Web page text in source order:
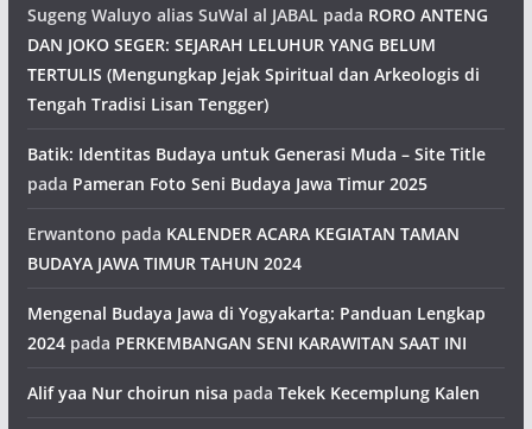
Sugeng Waluyo alias SuWal al JABAL pada RORO ANTENG
DAN JOKO SEGER: SEJARAH LELUHUR YANG BELUM
TERTULIS (Mengungkap Jejak Spiritual dan Arkeologis di
Tengah Tradisi Lisan Tengger)
Batik: Identitas Budaya untuk Generasi Muda – Site Title
pada Pameran Foto Seni Budaya Jawa Timur 2025
Erwantono pada KALENDER ACARA KEGIATAN TAMAN
BUDAYA JAWA TIMUR TAHUN 2024
Mengenal Budaya Jawa di Yogyakarta: Panduan Lengkap
2024pada PERKEMBANGAN SENI KARAWITAN SAAT INI
Alif yaa Nur choirun nisa pada Tekek Kecemplung Kalen